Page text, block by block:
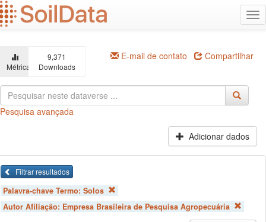
Ir
para
o
principal
Métricas
9,371
Downloads
E-mail de contato Compartilhar
Pesquisa avançada
Adicionar dados
Filtrar resultados
Palavra-chave Termo: Solos
Autor Afiliação: Empresa Brasileira de Pesquisa Agropecuária